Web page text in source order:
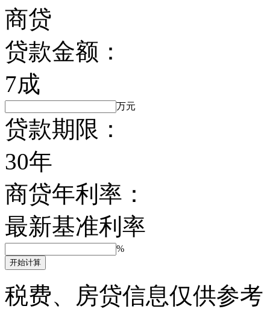
商贷
贷款金额：
7成
万元
贷款期限：
30年
商贷年利率：
最新基准利率
%
开始计算
税费、房贷信息仅供参